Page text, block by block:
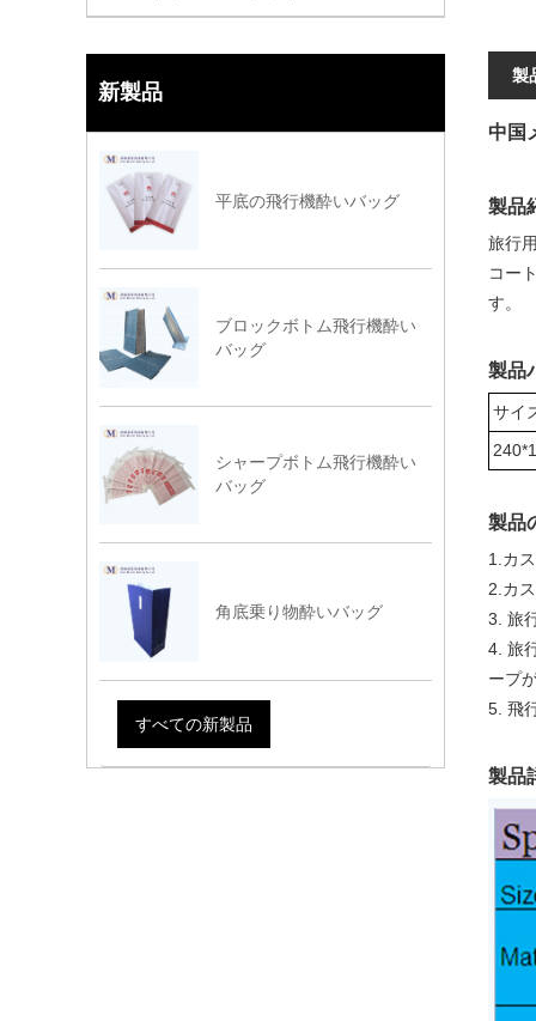
新製品
平底の飛行機酔いバッグ
ブロックボトム飛行機酔い
バッグ
シャープボトム飛行機酔い
バッグ
角底乗り物酔いバッグ
すべての新製品
製
中国
製品
旅行
コー
す。
製品
サイ
製品
1.カ
2.カ
3. 旅
4. 旅
ープ
5. 飛
製品